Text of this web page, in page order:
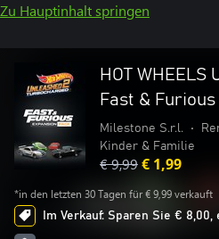
Zu Hauptinhalt springen
HOT WHEELS
Fast &
Milestone S.r.l. •
Kinder & Familie
€ 9,99€ 1,99
*in den letzten 30 Tagen für € 9,99 verkauft
Im Verkauf: Sparen Sie € 8,00,